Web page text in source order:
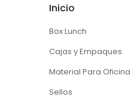
Inicio
Box Lunch
Cajas y Empaques
Material Para Oficina
Sellos